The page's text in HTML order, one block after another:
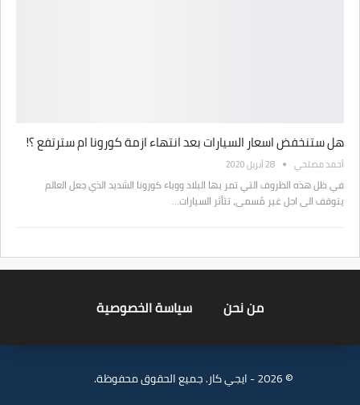
هل ستنخفض اسعار السيارات بعد انتهاء ازمة كورونا ام سترتفع ؟!
أحمد مصلحي 28 أبريل 2020
في ظل هذه الظروف التي تمر بها البلاد ووباء كورونا الشديد الذي جعل العالم
يتوقف الى اجل غير مُسمى، تتأثر السيارات…
من نحن سياسة الخصوصية
© 2026 - ايجي كار. جميع الحقوق محفوظة.